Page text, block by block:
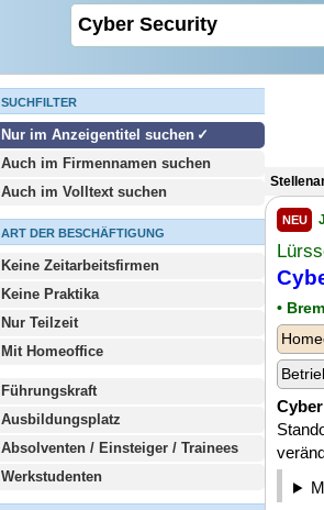
SUCHFILTER
Nur im Anzeigentitel suchen
Auch im Firmennamen suchen
Auch im Volltext suchen
ART DER BESCHÄFTIGUNG
Keine Zeitarbeitsfirmen
Keine Praktika
Nur Teilzeit
Mit Homeoffice
Führungskraft
Ausbildungsplatz
Absolventen / Einsteiger / Trainees
Werkstudenten
NEU
•